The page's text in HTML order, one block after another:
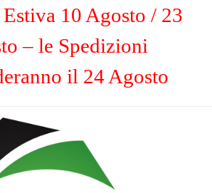
10 Agosto / 23
– le Spedizioni
il 24 Agosto